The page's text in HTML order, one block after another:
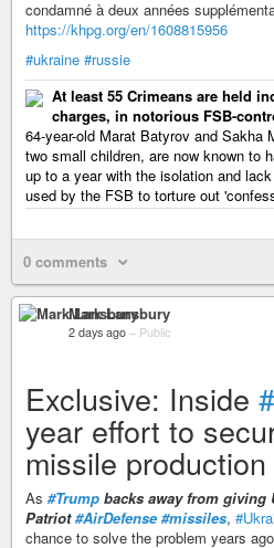
condamné à deux années
https://khpg.org/en/1608815956
#ukraine #russie
At least 55 Crimeans are held
charges, in notorious FSB-
64-year-old Marat Batyrov and Sakha
two small children, are now known to
up to a year with the isolation and
used by the FSB to torture out
0 comments
Mark Lansbury
2 days ago – Public
Exclusive: Inside
year effort to
missile production
As #Trump backs away from giving
Patriot#AirDefense #missiles,
chance to solve the problem years